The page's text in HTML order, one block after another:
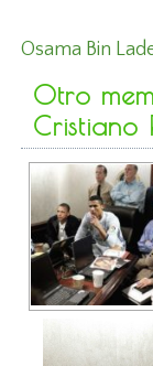
Osama Bin
Otro
Cristiano